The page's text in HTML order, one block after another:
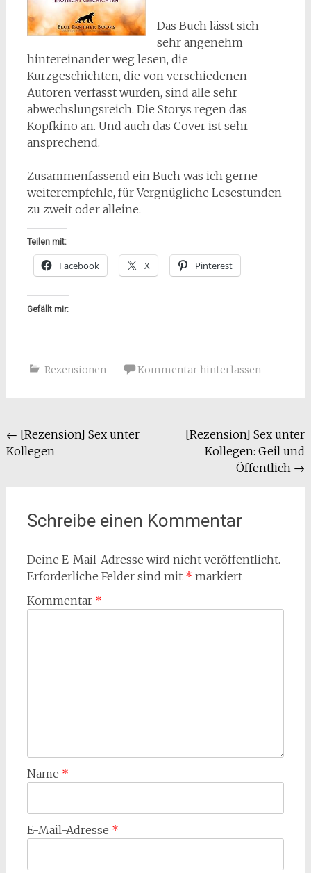
Das Buch lässt sich
sehr angenehm
hintereinander weg lesen, die
Kurzgeschichten, die von verschiedenen
Autoren verfasst wurden, sind alle sehr
abwechslungsreich. Die Storys regen das
Kopfkino an. Und auch das Cover ist sehr
ansprechend.
Zusammenfassend ein Buch was ich gerne
weiterempfehle, für Vergnügliche Lesestunden
zu zweit oder alleine.
Teilen mit:
Facebook X Pinterest
Gefällt mir:
Rezensionen Kommentar hinterlassen
Beitragsnavigation
← [Rezension] Sex unter
Kollegen
[Rezension] Sex unter
Kollegen: Geil und
Öffentlich →
Schreibe einen Kommentar
Deine E-Mail-Adresse wird nicht veröffentlicht.
Erforderliche Felder sind mit * markiert
Kommentar *
Name *
E-Mail-Adresse *